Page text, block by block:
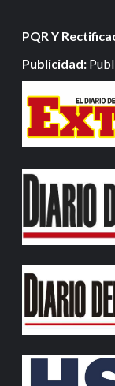
PQR Y
Publicidad: